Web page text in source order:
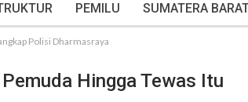
PEMILU SUMATERA
Polisi Dharmasraya
Hingga Tewas Itu